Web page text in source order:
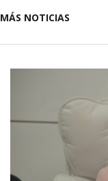
MÁS NOTICIAS